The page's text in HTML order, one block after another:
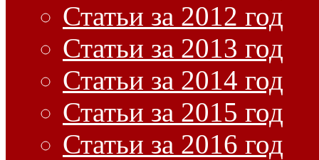
Статьи за 2012 год
Статьи за 2013 год
Статьи за 2014 год
Статьи за 2015 год
Статьи за 2016 год